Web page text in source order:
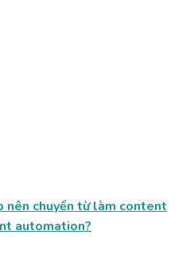
nên chuyển từ làm content
automation?